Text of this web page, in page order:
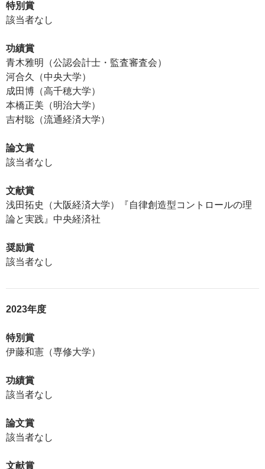
特別賞
該当者なし
功績賞
青木雅明（公認会計士・監査審査会）
河合久（中央大学）
成田博（高千穂大学）
本橋正美（明治大学）
吉村聡（流通経済大学）
論文賞
該当者なし
文献賞
浅田拓史（大阪経済大学）『自律創造型コントロールの理
論と実践』中央経済社
奨励賞
該当者なし
2023年度
特別賞
伊藤和憲（専修大学）
功績賞
該当者なし
論文賞
該当者なし
文献賞